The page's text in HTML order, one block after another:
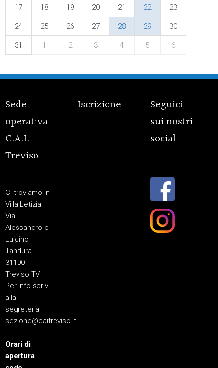
17 18 19 20 21 22 23
24 25 26 27 28 29 30
31 1 2 3 4 5 6
Sede
operativa
C.A.I.
Treviso
Ci troviamo in
Villa Letizia
Via
Alessandro e
Luigino
Tandura
31100
Treviso TV
Per info scrivi
alla
segreteria:
sezione@caitreviso.it
Orari di
apertura
Iscrizione
Seguici
sui nostri
social